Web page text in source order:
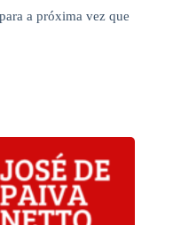
a próxima vez que